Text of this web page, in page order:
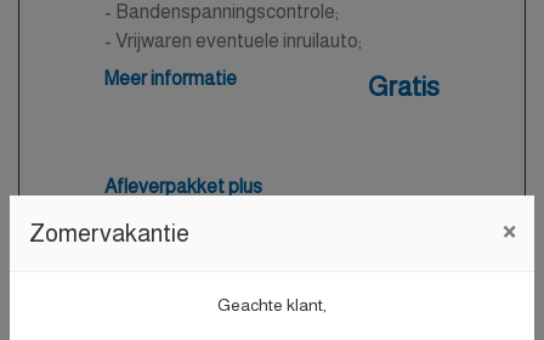
- Bandenspanningscontrole;
- Vrijwaren eventuele inruilauto;
- Auto is of wordt gepoetst.
Meer informatie Gratis
Afleverpakket plus
Nieuwe APK
dealerspecificatie;
Zomervakantie ×
Geachte klant,